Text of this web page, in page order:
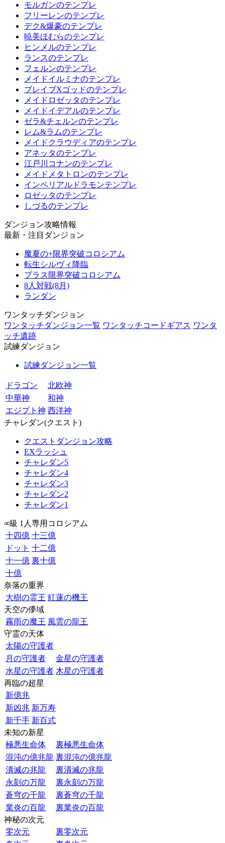
モルガンのテンプレ
フリーレンのテンプレ
デク&爆豪のテンプレ
暁美ほむらのテンプレ
ヒンメルのテンプレ
ランスのテンプレ
フェルンのテンプレ
メイドイルミナのテンプレ
ブレイブXゴッドのテンプレ
メイドロゼッタのテンプレ
メイドイデアルのテンプレ
ゼラ&チェルンのテンプレ
レム&ラムのテンプレ
メイドクラウディアのテンプレ
アネッタのテンプレ
江戸川コナンのテンプレ
メイドメタトロンのテンプレ
インペリアルドラモンテンプレ
ロゼッタのテンプレ
しづるのテンプレ
ダンジョン攻略情報
最新・注目ダンジョン
魔夏の+限界突破コロシアム
転生シルヴィ降臨
プラス限界突破コロシアム
8人対戦(8月)
ランダン
ワンタッチダンジョン
ワンタッチダンジョン一覧 ワンタッチコードギアス ワンタ
ッチ遺跡
試練ダンジョン
試練ダンジョン一覧
ドラゴン
北欧神
中華神
和神
エジプト神 西洋神
チャレダン(クエスト)
クエストダンジョン攻略
EXラッシュ
チャレダン5
チャレダン4
チャレダン3
チャレダン2
チャレダン1
∞級 1人専用コロシアム
十四億 十三億
ドット 十二億
十一億 裏十億
十億
奈落の重界
大樹の霊王 紅蓮の機王
天空の儚域
霧雨の魔王 風雲の龍王
守霊の天体
太陽の守護者
月の守護者
金星の守護者
水星の守護者 木星の守護者
再臨の超星
新億兆
新凶兆 新万寿
新千手 新百式
未知の新星
極悪生命体
裏極悪生命体
混沌の億兆龍 裏混沌の億兆龍
潰滅の兆龍
裏潰滅の兆龍
永刻の万龍
裏永刻の万龍
蒼穹の千龍
裏蒼穹の千龍
業炎の百龍
裏業炎の百龍
神秘の次元
零次元
裏零次元